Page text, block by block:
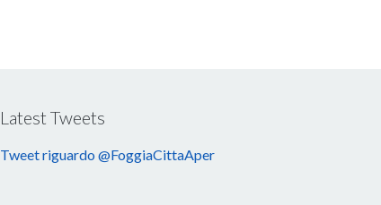
Latest Tweets
Tweet riguardo @FoggiaCittaAper